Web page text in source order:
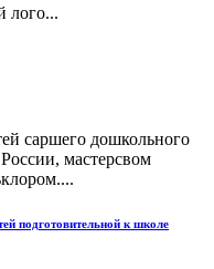
саршего дошкольного
мастерсвом
подготовительной к школе